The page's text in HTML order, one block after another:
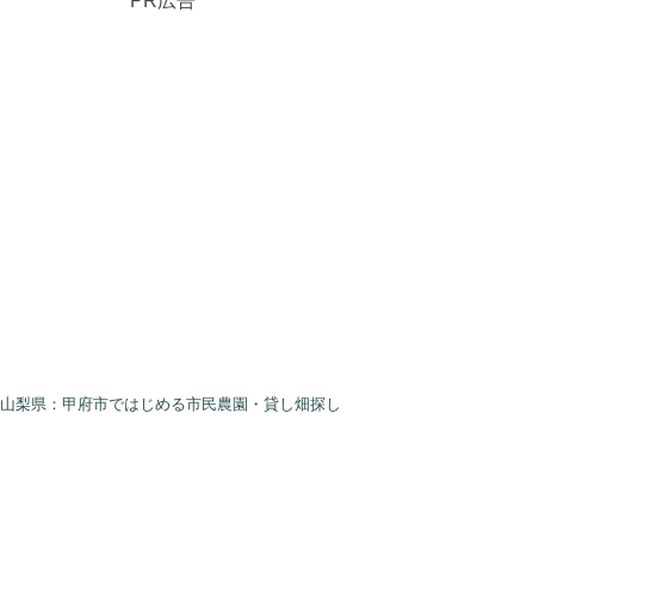
山梨県：甲府市ではじめる市民農園・貸し畑探し